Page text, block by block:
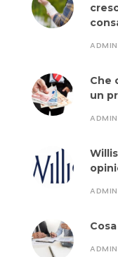
ADMIN
Che
un
ADMIN
ADMIN
ADMIN